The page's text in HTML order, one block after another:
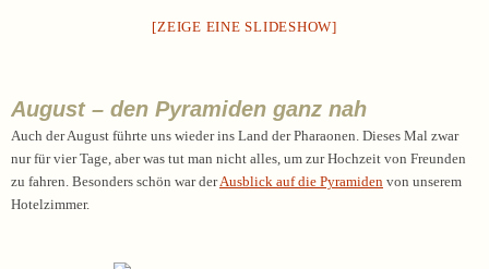
[ZEIGE EINE SLIDESHOW]
August – den Pyramiden ganz nah
Auch der August führte uns wieder ins Land der Pharaonen. Dieses Mal zwar
nur für vier Tage, aber was tut man nicht alles, um zur Hochzeit von Freunden
zu fahren. Besonders schön war derAusblick auf die Pyramiden von unserem
Hotelzimmer.